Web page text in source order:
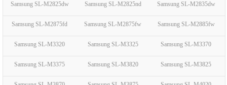
Samsung SL-M2825dw Samsung SL-M2825nd Samsung SL-M2835dw
Samsung SL-M2875fd Samsung SL-M2875fw Samsung SL-M2885fw
Samsung SL-M3320 Samsung SL-M3325 Samsung SL-M3370
Samsung SL-M3375 Samsung SL-M3820 Samsung SL-M3825